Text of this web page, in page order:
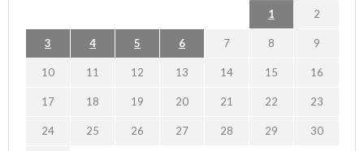
1 2
3 4 5 6 7 8 9
10 11 12 13 14 15 16
17 18 19 20 21 22 23
24 25 26 27 28 29 30